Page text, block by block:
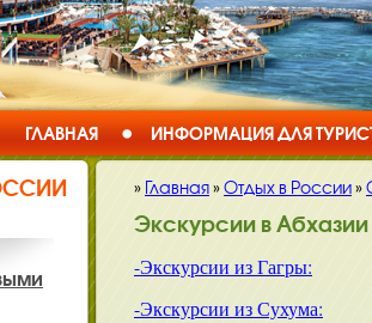
ГЛАВНАЯ ИНФОРМАЦИЯ ДЛЯ
» Главная»Отдых в России»
Экскурсии в Абхазии
-Экскурсии из Гагры:
-Экскурсии из Сухума: